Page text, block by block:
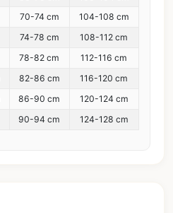
70-74 cm
104-108 cm
74-78 cm
108-112 cm
78-82 cm
112-116 cm
82-86 cm
116-120 cm
86-90 cm
120-124 cm
90-94 cm 124-128 cm